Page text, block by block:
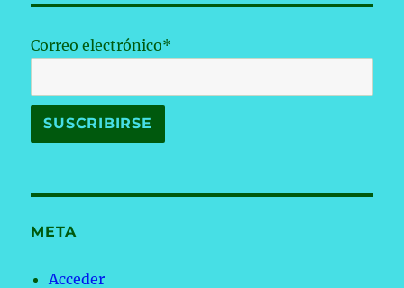
Correo electrónico*
META
Acceder